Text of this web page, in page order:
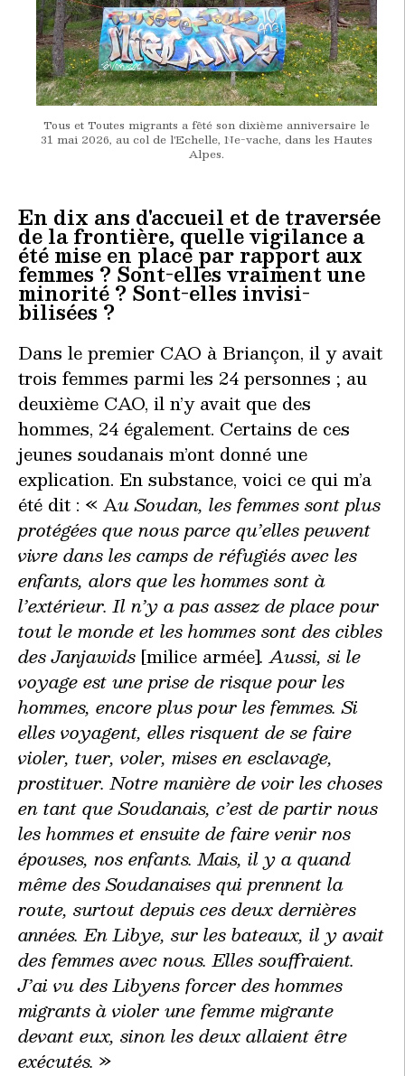
Tous et Toutes migrants a fêté son dixième anniversaire le
31 mai 2026, au col de l'Echelle, Ne-vache, dans les Hautes
Alpes.
En dix ans d'accueil et de traversée
de la frontière, quelle vigilance a
été mise en place par rapport aux
femmes ? Sont-elles vraiment une
minorité ? Sont-elles invisi-
bilisées ?
Dans le premier CAO à Briançon, il y avait
trois femmes parmi les 24 personnes ; au
deuxième CAO, il n’y avait que des
hommes, 24 également. Certains de ces
jeunes soudanais m’ont donné une
explication. En substance, voici ce qui m’a
été dit : « Au Soudan, les femmes sont plus
protégées que nous parce qu’elles peuvent
vivre dans les camps de réfugiés avec les
enfants, alors que les hommes sont à
l’extérieur. Il n’y a pas assez de place pour
tout le monde et les hommes sont des cibles
des Janjawids [milice armée]. Aussi, si le
voyage est une prise de risque pour les
hommes, encore plus pour les femmes. Si
elles voyagent, elles risquent de se faire
violer, tuer, voler, mises en esclavage,
prostituer. Notre manière de voir les choses
en tant que Soudanais, c’est de partir nous
les hommes et ensuite de faire venir nos
épouses, nos enfants. Mais, il y a quand
même des Soudanaises qui prennent la
route, surtout depuis ces deux dernières
années. En Libye, sur les bateaux, il y avait
des femmes avec nous. Elles souffraient.
J’ai vu des Libyens forcer des hommes
migrants à violer une femme migrante
devant eux, sinon les deux allaient être
exécutés. »